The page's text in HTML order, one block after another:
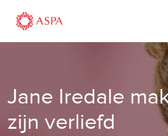
content
Jane Iredale
zijn verliefd